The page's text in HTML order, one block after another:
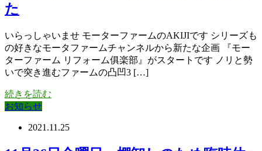
た
いらっしゃいませ モーターファームのAKIJIです シリーズも
の好きなモータファームチャンネルから新たな企画 『モー
ターファーム リフォーム俱楽部』がスタートです ノリと勢
いで突き進むファームの凸凹3 […]
続きを読む
お知らせ
2021.11.25